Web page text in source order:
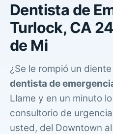
Dentista de
Turlock, CA
de Mi
¿Se le rompió un
dentista de
Llame y en un minuto
consultorio de
usted, del Downtown